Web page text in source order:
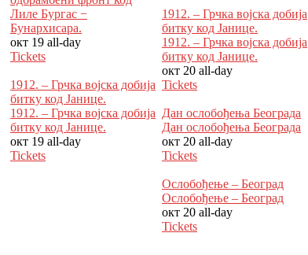
Лиле Бургас −
Бунархисара.
окт 19 all-day
Tickets
1912. – Грчка војска добија
битку код Јанице.
1912. – Грчка војска добија
битку код Јанице.
окт 19 all-day
Tickets
1912. – Грчка војска добија
битку код Јанице.
1912. – Грчка војска добија
битку код Јанице.
окт 20 all-day
Tickets
Дан ослобођења Београда
Дан ослобођења Београда
окт 20 all-day
Tickets
Ослобођење – Београд
Ослобођење – Београд
окт 20 all-day
Tickets